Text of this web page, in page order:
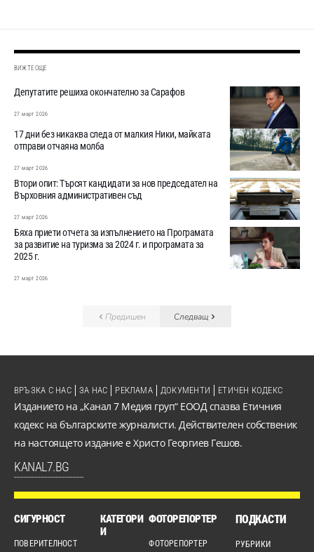
ВИЖТЕ ОЩЕ
Депутатите решиха окончателно за Сарафов
27 март 2026
17 дни без никаква следа от малкия Ники, майката
отправи отчаяна молба
27 март 2026
Втори опит: Търсят кандидати за нов председател на
Върховния административен съд
27 март 2026
Бяха приети отчета за изпълнението на Програмата
за развитие на туризма за 2024 г. и програмата за
2025 г.
27 март 2026
Предишен Следващ
Изданието на „Канал 7 Медия груп“ ЕООД спазва Етичния
кодекс на българските журналисти. Действителен собственик
на настоящето издание е Христо Георгиев Гешов.
KANAL7.BG
ВРЪЗКА С НАС ЗА НАС РЕКЛАМА ДОКУМЕНТИ ЕТИЧЕН КОДЕКС
СИГУРНОСТ
ПОВЕРИТЕЛНОСТ
КАТЕГОРИ
И
ФОТОРЕПОРТЕР
ФОТОРЕПОРТЕР
ПОДКАСТИ
РУБРИКИ